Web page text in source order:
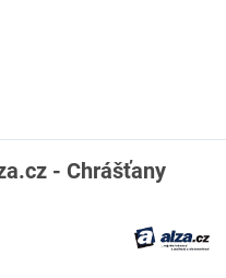
- Chrášťany